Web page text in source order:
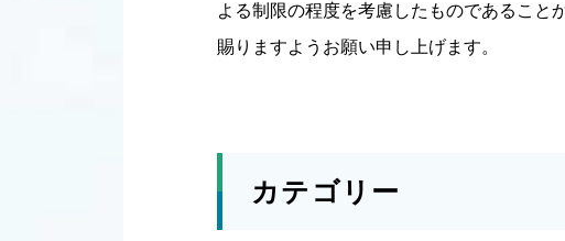
よる制限の程度を考慮したものであること
賜りますようお願い申し上げます。
カテゴリー